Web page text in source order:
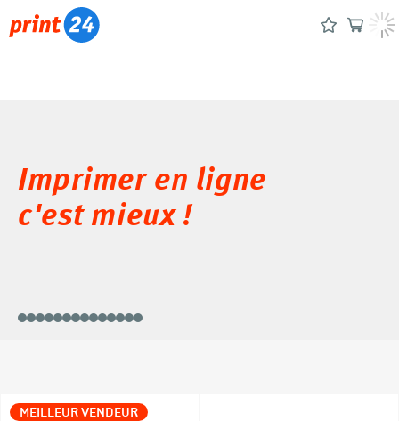
Imprimer en ligne
c'est mieux !
MEILLEUR VENDEUR